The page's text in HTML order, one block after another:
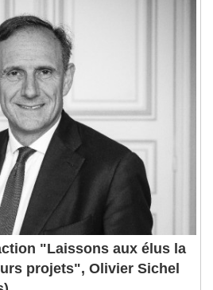
"Laissons aux élus la
projets", Olivier Sichel